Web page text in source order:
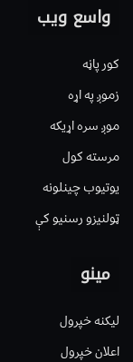
واسع ویب
کور پاڼه
زموږ په اړه
موږ سره اړیکه
مرسته کول
یوتیوب چینلونه
ټولنیزو رسنیو کې
مینو
لیکنه خپرول
اعلان خپرول